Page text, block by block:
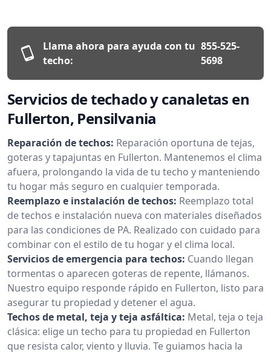
Llama ahora para ayuda con tu
techo:
855-525-
5698
Servicios de techado y canaletas en
Fullerton, Pensilvania
Reparación de techos: Reparación oportuna de tejas,
goteras y tapajuntas en Fullerton. Mantenemos el clima
afuera, prolongando la vida de tu techo y manteniendo
tu hogar más seguro en cualquier temporada.
Reemplazo e instalación de techos: Reemplazo total
de techos e instalación nueva con materiales diseñados
para las condiciones de PA. Realizado con cuidado para
combinar con el estilo de tu hogar y el clima local.
Servicios de emergencia para techos: Cuando llegan
tormentas o aparecen goteras de repente, llámanos.
Nuestro equipo responde rápido en Fullerton, listo para
asegurar tu propiedad y detener el agua.
Techos de metal, teja y teja asfáltica: Metal, teja o teja
clásica: elige un techo para tu propiedad en Fullerton
que resista calor, viento y lluvia. Te guiamos hacia la